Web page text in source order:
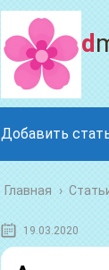
Добавить
Главная ›
19.03.2020